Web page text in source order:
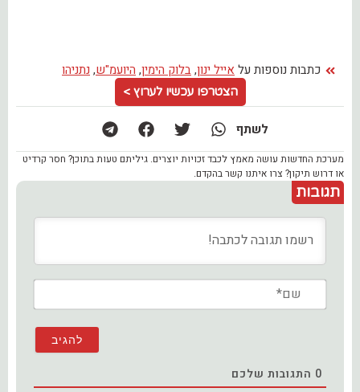
כתבות נוספות על אייל ינון,בלוק הימין, היועמ"ש, נתניהו
הצטרפו עכשיו לערוץ >
לשתף
מערכת החדשות עושה מאמץ לכבד זכויות יוצרים. גיליתם טעות בתוכן? חסר קרדיט
או דרוש תיקון? צרו איתנו קשר בהקדם.
תגובות
0 התגובות שלכם